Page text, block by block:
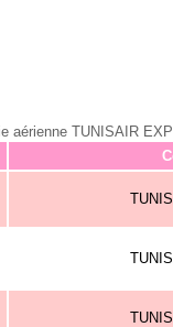
aérienne TUNISAIR